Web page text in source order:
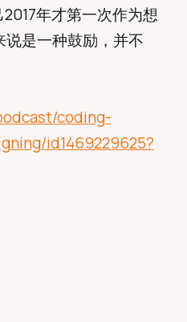
年才第一次作为想
是一种鼓励，并不
coding-
id1469229625?